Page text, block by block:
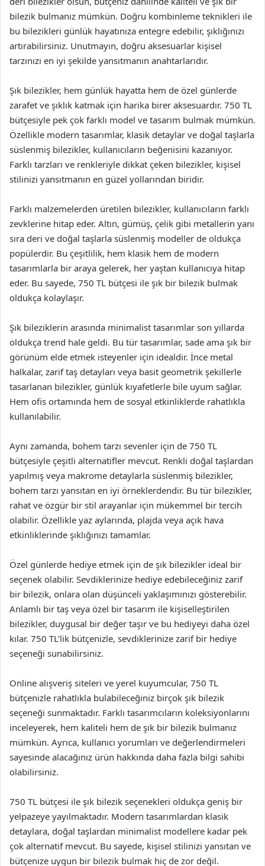
bilezik bulmanız mümkün. Doğru kombinleme teknikleri ile
bu bilezikleri günlük hayatınıza entegre edebilir, şıklığınızı
artırabilirsiniz. Unutmayın, doğru aksesuarlar kişisel
tarzınızı en iyi şekilde yansıtmanın anahtarlarıdır.
Şık bilezikler, hem günlük hayatta hem de özel günlerde
zarafet ve şıklık katmak için harika birer aksesuardır. 750 TL
bütçesiyle pek çok farklı model ve tasarım bulmak mümkün.
Özellikle modern tasarımlar, klasik detaylar ve doğal taşlarla
süslenmiş bilezikler, kullanıcıların beğenisini kazanıyor.
Farklı tarzları ve renkleriyle dikkat çeken bilezikler, kişisel
stilinizi yansıtmanın en güzel yollarından biridir.
Farklı malzemelerden üretilen bilezikler, kullanıcıların farklı
zevklerine hitap eder. Altın, gümüş, çelik gibi metallerin yanı
sıra deri ve doğal taşlarla süslenmiş modeller de oldukça
popülerdir. Bu çeşitlilik, hem klasik hem de modern
tasarımlarla bir araya gelerek, her yaştan kullanıcıya hitap
eder. Bu sayede, 750 TL bütçesi ile şık bir bilezik bulmak
oldukça kolaylaşır.
Şık bileziklerin arasında minimalist tasarımlar son yıllarda
oldukça trend hale geldi. Bu tür tasarımlar, sade ama şık bir
görünüm elde etmek isteyenler için idealdir. İnce metal
halkalar, zarif taş detayları veya basit geometrik şekillerle
tasarlanan bilezikler, günlük kıyafetlerle bile uyum sağlar.
Hem ofis ortamında hem de sosyal etkinliklerde rahatlıkla
kullanılabilir.
Aynı zamanda, bohem tarzı sevenler için de 750 TL
bütçesiyle çeşitli alternatifler mevcut. Renkli doğal taşlardan
yapılmış veya makrome detaylarla süslenmiş bilezikler,
bohem tarzı yansıtan en iyi örneklerdendir. Bu tür bilezikler,
rahat ve özgür bir stil arayanlar için mükemmel bir tercih
olabilir. Özellikle yaz aylarında, plajda veya açık hava
etkinliklerinde şıklığınızı tamamlar.
Özel günlerde hediye etmek için de şık bilezikler ideal bir
seçenek olabilir. Sevdiklerinize hediye edebileceğiniz zarif
bir bilezik, onlara olan düşünceli yaklaşımınızı gösterebilir.
Anlamlı bir taş veya özel bir tasarım ile kişiselleştirilen
bilezikler, duygusal bir değer taşır ve bu hediyeyi daha özel
kılar. 750 TL’lik bütçenizle, sevdiklerinize zarif bir hediye
seçeneği sunabilirsiniz.
Online alışveriş siteleri ve yerel kuyumcular, 750 TL
bütçenizle rahatlıkla bulabileceğiniz birçok şık bilezik
seçeneği sunmaktadır. Farklı tasarımcıların koleksiyonlarını
inceleyerek, hem kaliteli hem de şık bir bilezik bulmanız
mümkün. Ayrıca, kullanıcı yorumları ve değerlendirmeleri
sayesinde alacağınız ürün hakkında daha fazla bilgi sahibi
olabilirsiniz.
750 TL bütçesi ile şık bilezik seçenekleri oldukça geniş bir
yelpazeye yayılmaktadır. Modern tasarımlardan klasik
detaylara, doğal taşlardan minimalist modellere kadar pek
çok alternatif mevcut. Bu sayede, kişisel stilinizi yansıtan ve
bütçenize uygun bir bilezik bulmak hiç de zor değil.